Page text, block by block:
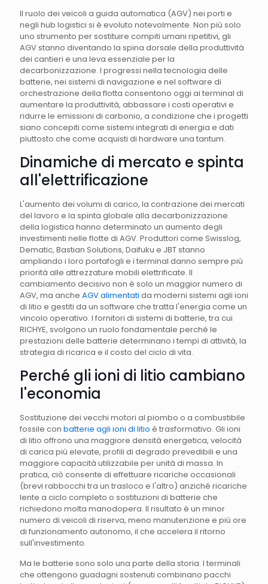
Il ruolo dei veicoli a guida automatica (AGV) nei porti e
negli hub logistici si è evoluto notevolmente. Non più solo
uno strumento per sostituire compiti umani ripetitivi, gli
AGV stanno diventando la spina dorsale della produttività
dei cantieri e una leva essenziale per la
decarbonizzazione. I progressi nella tecnologia delle
batterie, nei sistemi di navigazione e nel software di
orchestrazione della flotta consentono oggi ai terminal di
aumentare la produttività, abbassare i costi operativi e
ridurre le emissioni di carbonio, a condizione che i progetti
siano concepiti come sistemi integrati di energia e dati
piuttosto che come acquisti di hardware una tantum.
Dinamiche di mercato e spinta
all'elettrificazione
L'aumento dei volumi di carico, la contrazione dei mercati
del lavoro e la spinta globale alla decarbonizzazione
della logistica hanno determinato un aumento degli
investimenti nelle flotte di AGV. Produttori come Swisslog,
Dematic, Bastian Solutions, Daifuku e JBT stanno
ampliando i loro portafogli e i terminal danno sempre più
priorità alle attrezzature mobili elettrificate. Il
cambiamento decisivo non è solo un maggior numero di
AGV, ma anche AGV alimentati da moderni sistemi agli ioni
di litio e gestiti da un software che tratta l'energia come un
vincolo operativo. I fornitori di sistemi di batterie, tra cui
RICHYE, svolgono un ruolo fondamentale perché le
prestazioni delle batterie determinano i tempi di attività, la
strategia di ricarica e il costo del ciclo di vita.
Perché gli ioni di litio cambiano
l'economia
Sostituzione dei vecchi motori al piombo o a combustibile
fossile con batterie agli ioni di litio è trasformativo. Gli ioni
di litio offrono una maggiore densità energetica, velocità
di carica più elevate, profili di degrado prevedibili e una
maggiore capacità utilizzabile per unità di massa. In
pratica, ciò consente di effettuare ricariche occasionali
(brevi rabbocchi tra un trasloco e l'altro) anziché ricariche
lente a ciclo completo o sostituzioni di batterie che
richiedono molta manodopera. Il risultato è un minor
numero di veicoli di riserva, meno manutenzione e più ore
di funzionamento autonomo, il che accelera il ritorno
sull'investimento.
Ma le batterie sono solo una parte della storia. I terminali
che ottengono guadagni sostenuti combinano pacchi